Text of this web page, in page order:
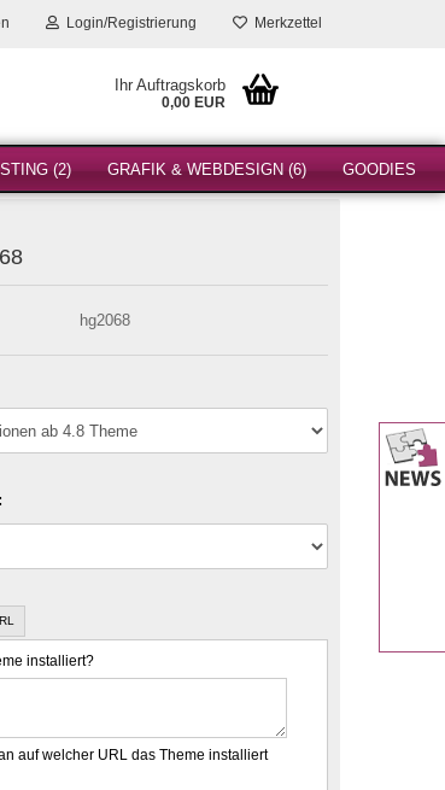
Login/Registrierung Merkzettel
Ihr Auftragskorb
0,00 EUR
(2) GRAFIK & WEBDESIGN (6) GOODIES
hg2068
installiert?
auf welcher URL das Theme installiert